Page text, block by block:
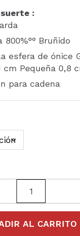
:
Bruñido
esfera de ónice
cm Pequeña 0,8
para cadena
AL CARRITO